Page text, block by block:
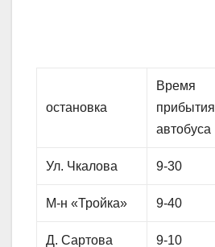
остановка
Время
прибытия
автобуса
Ул. Чкалова 9-30
М-н «Тройка» 9-40
Д. Сартова 9-10